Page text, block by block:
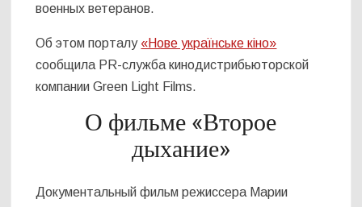
военных ветеранов.
Об этом порталу «Нове українське кіно»
сообщила PR-служба кинодистрибьюторской
компании Green Light Films.
О фильме «Второе
дыхание»
Документальный фильм режиссера Марии